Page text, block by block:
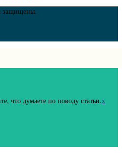
защищены.
что думаете по поводу статьи.x